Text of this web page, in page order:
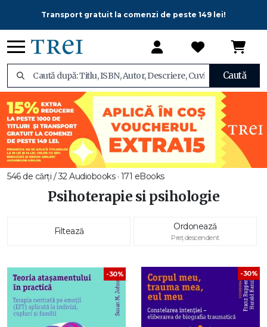
Transport gratuit la comenzi de peste 149 lei!
Caută
546 de cărți / 32 Audiobooks · 171 eBooks
Psihoterapie si psihologie
Filtează Ordonează
Preț descendent
-30% -30%